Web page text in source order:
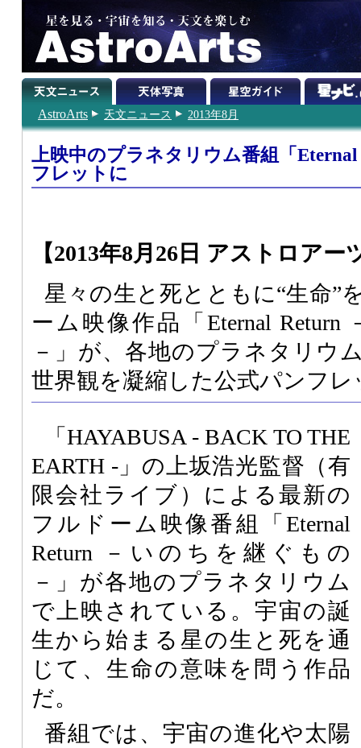
AstroArts 天文ニュース 2013年8月
上映中のプラネタリウム番組「
フレットに
【2013年8月26日 アストロアー
星々の生と死とともに“生命”
ーム映像作品「Eternal
－」が、各地のプラネタリウ
世界観を凝縮した公式パンフ
「HAYABUSA - BACK TO THE
EARTH -」の上坂浩光監督（有
限会社ライブ）による最新の
フルドーム映像番組「Eternal
Return －いのちを継ぐもの
－」が各地のプラネタリウム
で上映されている。宇宙の誕
生から始まる星の生と死を通
じて、生命の意味を問う作品
だ。
番組では、宇宙の進化や太陽